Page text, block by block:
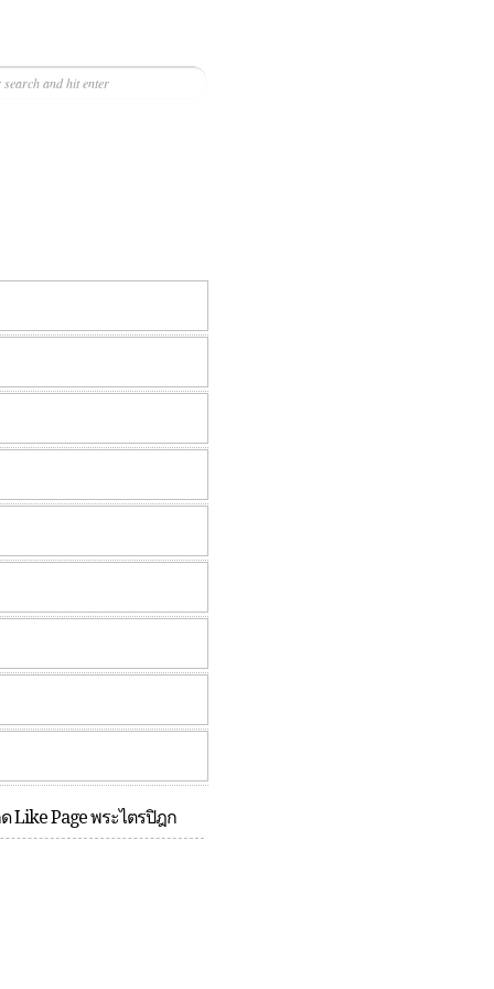
Like Page พระไตรปิฎก